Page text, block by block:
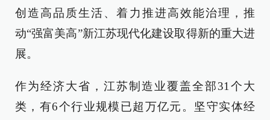
创造高品质生活、着力推进高效能治理，推
动“强富美高”新江苏现代化建设取得新的重大进
展。
作为经济大省，江苏制造业覆盖全部31个大
类，有6个行业规模已超万亿元。坚守实体经